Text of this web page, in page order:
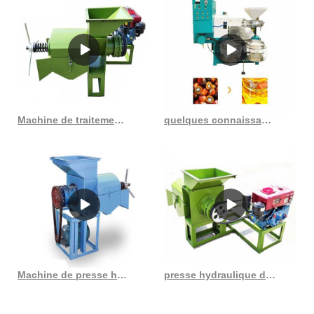
raffinage, non seulement en Haïti, mais nous avons une large
clientèle partout dans le monde dans 119 pays. 'USINES TINYTECH' a
commencé par fabriquer des mini moulins à huile pour produire de
l’huile à partir de tout type de graines oléagineuses. Haute qualité noix
de coco palme arachide comestible huile de cuisson purification filtre
machines plaque et cadre filtre-presse filtre à huile Jusqu'à 5 ans de
garantie 4 199,00 $ à 10 000,00 $ / ensemble
Machine de traitement d’huile de palme de presse à vis de qualité chaude pour les fruits de palme quelques connaissances sur l’huile de palmiste et comment presser l’huile de graines
Machine de presse hydraulique d’extraction d’huile de palme tropicale au Maroc presse hydraulique d’extraction d’huile de palme facile et simple à manipuler